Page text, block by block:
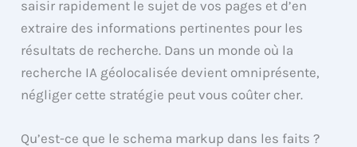
saisir rapidement le sujet de vos pages et d’en
extraire des informations pertinentes pour les
résultats de recherche. Dans un monde où la
recherche IA géolocalisée devient omniprésente,
négliger cette stratégie peut vous coûter cher.
Qu’est-ce que le schema markup dans les faits ?